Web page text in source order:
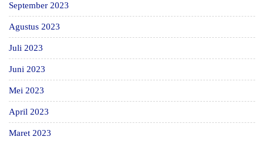
September 2023
Agustus 2023
Juli 2023
Juni 2023
Mei 2023
April 2023
Maret 2023